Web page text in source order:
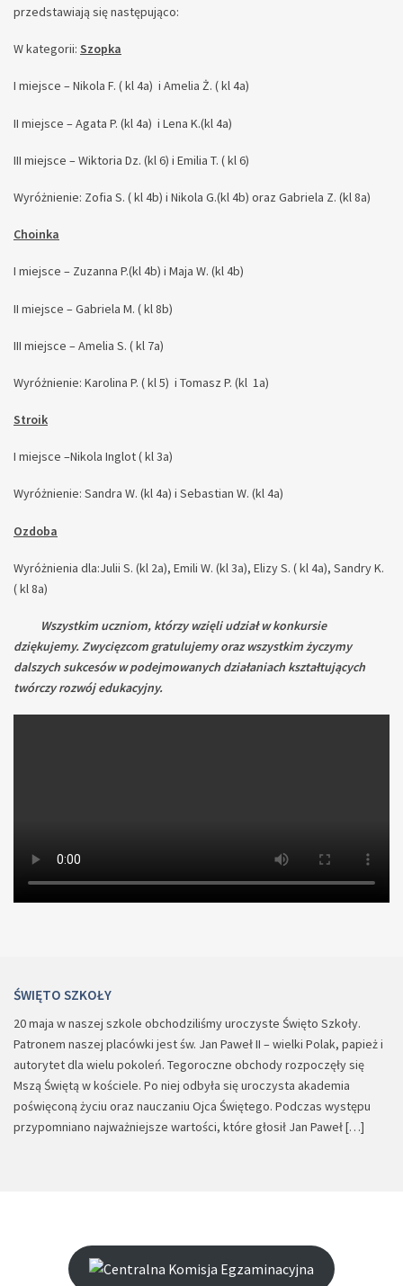
przedstawiają się następująco:
W kategorii: Szopka
I miejsce – Nikola F. ( kl 4a) i Amelia Ż. ( kl 4a)
II miejsce – Agata P. (kl 4a) i Lena K.(kl 4a)
III miejsce – Wiktoria Dz. (kl 6) i Emilia T. ( kl 6)
Wyróżnienie: Zofia S. ( kl 4b) i Nikola G.(kl 4b) oraz Gabriela Z. (kl 8a)
Choinka
I miejsce – Zuzanna P.(kl 4b) i Maja W. (kl 4b)
II miejsce – Gabriela M. ( kl 8b)
III miejsce – Amelia S. ( kl 7a)
Wyróżnienie: Karolina P. ( kl 5) i Tomasz P. (kl 1a)
Stroik
I miejsce –Nikola Inglot ( kl 3a)
Wyróżnienie: Sandra W. (kl 4a) i Sebastian W. (kl 4a)
Ozdoba
Wyróżnienia dla:Julii S. (kl 2a), Emili W. (kl 3a), Elizy S. ( kl 4a), Sandry K.
( kl 8a)
Wszystkim uczniom, którzy wzięli udział w konkursie
dziękujemy. Zwycięzcom gratulujemy oraz wszystkim życzymy
dalszych sukcesów w podejmowanych działaniach kształtujących
twórczy rozwój edukacyjny.
ŚWIĘTO SZKOŁY
20 maja w naszej szkole obchodziliśmy uroczyste Święto Szkoły.
Patronem naszej placówki jest św. Jan Paweł II – wielki Polak, papież i
autorytet dla wielu pokoleń. Tegoroczne obchody rozpoczęły się
Mszą Świętą w kościele. Po niej odbyła się uroczysta akademia
poświęconą życiu oraz nauczaniu Ojca Świętego. Podczas występu
przypomniano najważniejsze wartości, które głosił Jan Paweł […]